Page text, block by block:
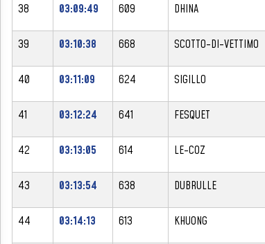
38 03:09:49 609 DHINA
39 03:10:38 668 SCOTTO-DI-VETTIMO
40 03:11:09 624 SIGILLO
41 03:12:24 641 FESQUET
42 03:13:05 614 LE-COZ
43 03:13:54 638 DUBRULLE
44 03:14:13 613 KHUONG